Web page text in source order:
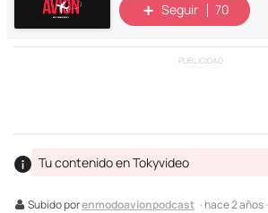
Seguir 70
PUBLICIDAD
Subido porenmodoavionpodcast · hace 2 años ·
Tu contenido en Tokyvideo